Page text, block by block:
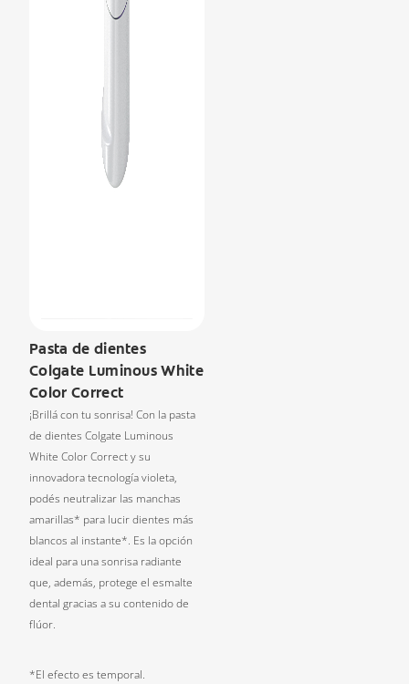
Pasta de dientes
Colgate Luminous White
Color Correct
¡Brillá con tu sonrisa! Con la pasta
de dientes Colgate Luminous
White Color Correct y su
innovadora tecnología violeta,
podés neutralizar las manchas
amarillas* para lucir dientes más
blancos al instante*. Es la opción
ideal para una sonrisa radiante
que, además, protege el esmalte
dental gracias a su contenido de
flúor.
*El efecto es temporal.